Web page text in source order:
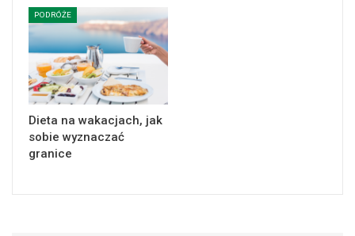
PODRÓŻE
Dieta na wakacjach, jak
sobie wyznaczać
granice